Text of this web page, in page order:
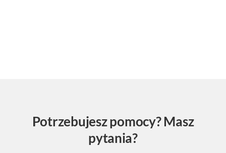
Potrzebujesz pomocy? Masz
pytania?